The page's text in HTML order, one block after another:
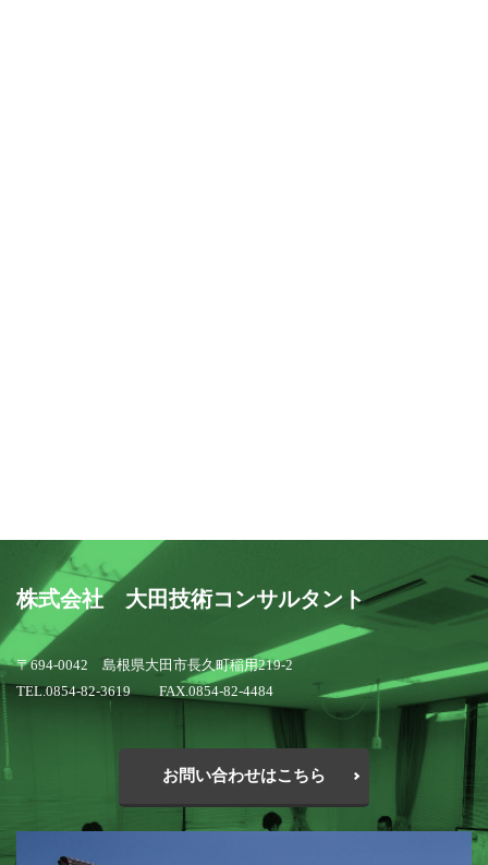
株式会社 大田技術コンサルタント
〒694-0042 島根県大田市長久町稲用219-2
TEL.0854-82-3619 FAX.0854-82-4484
お問い合わせはこちら